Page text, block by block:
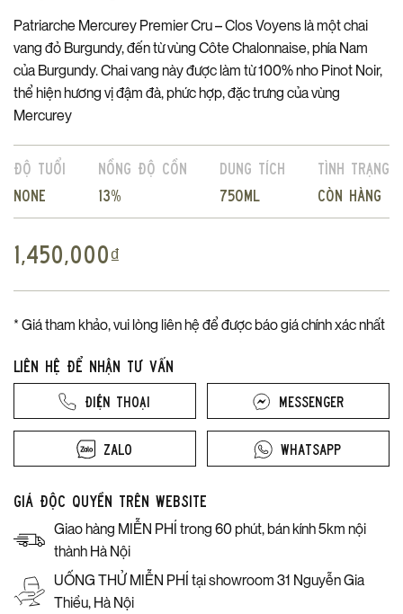
Patriarche Mercurey Premier Cru – Clos Voyens là một chai
vang đỏ Burgundy, đến từ vùng Côte Chalonnaise, phía Nam
của Burgundy. Chai vang này được làm từ 100% nho Pinot Noir,
thể hiện hương vị đậm đà, phức hợp, đặc trưng của vùng
Mercurey
Độ tuổi
None
Nồng độ cồn
13%
Dung tích
750ml
Tình trạng
Còn hàng
1,450,000₫
* Giá tham khảo, vui lòng liên hệ để được báo giá chính xác nhất
Liên hệ để nhận tư vấn
Điện thoại
Zalo
Messenger
Whatsapp
Giá độc quyền trên website
Giao hàng MIỄN PHÍ trong 60 phút, bán kính 5km nội
thành Hà Nội
UỐNG THỬ MIỄN PHÍ tại showroom 31 Nguyễn Gia
Thiều, Hà Nội